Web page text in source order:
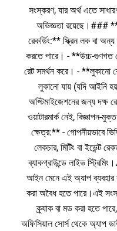
সংস্করণ, যার অর্থ এতে
অভিজ্ঞতা রয়েছে।###
রেকর্ডিং:** স্ক্রিন লক বা
করতে পারে। - **উচ্চ-গুণগত
রেট সমর্থন করে। - **লুকানো
লুকানো যায় (যদি আইনি
অপ্টিমাইজেশনের জন্য দক্ষ
ওয়াটারমার্ক নেই,
ক্ষেত্র:** - গোপনীয়ভাবে
লেকচার, মিটিং বা ইভেন্ট
ব্যাকগ্রাউন্ডে লাইভ
আইন মেনে এই অ্যাপ ব্যবহার
করা অবৈধ হতে পারে।এই
ক্র্যাক বা মড করা হতে
অফিসিয়াল সোর্স থেকে অ্যাপ